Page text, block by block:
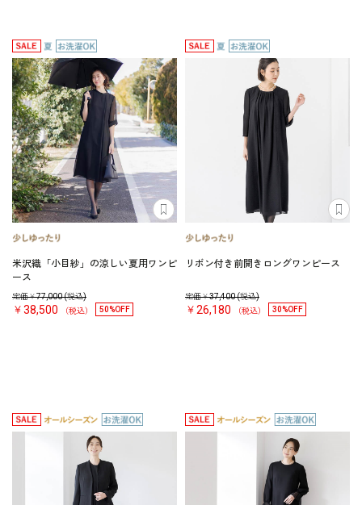
米沢織「小目紗」の涼しい夏用ワンピ
ース
定価￥77,000(税込)
￥38,500 （税込） 50%OFF
リボン付き前開きロングワンピース
定価￥37,400(税込)
￥26,180 （税込） 30%OFF